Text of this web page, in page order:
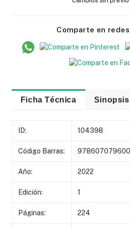
Comparte en
Ficha Técnica Sinopsis
ID: 104398
Código Barras:
Año: 2022
Edición: 1
Páginas: 224